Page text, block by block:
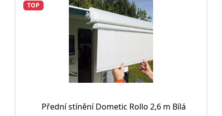
TOP
Přední stínění Dometic Rollo 2,6 m Bílá